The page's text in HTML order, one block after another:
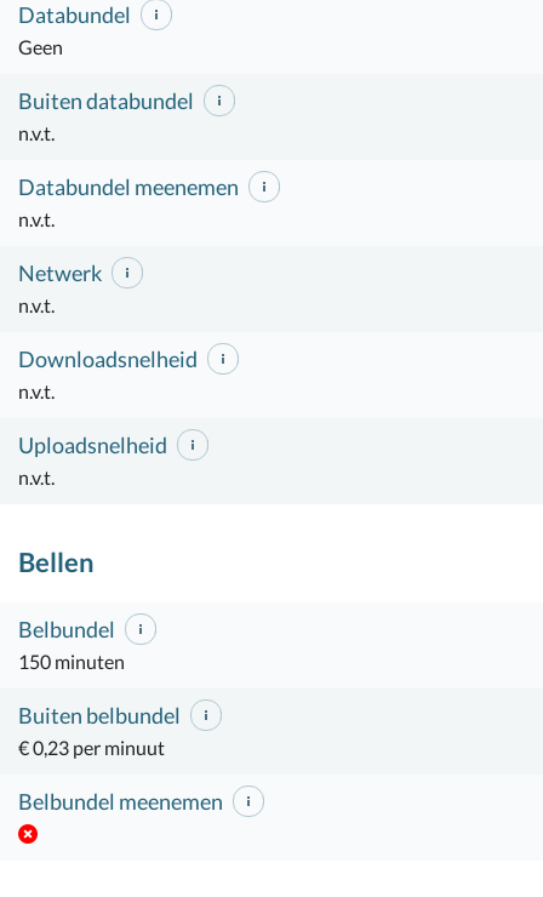
Databundel
Geen
Buiten databundel
n.v.t.
Databundel meenemen
n.v.t.
Netwerk
n.v.t.
Downloadsnelheid
n.v.t.
Uploadsnelheid
n.v.t.
Bellen
Belbundel
150 minuten
Buiten belbundel
€ 0,23 per minuut
Belbundel meenemen